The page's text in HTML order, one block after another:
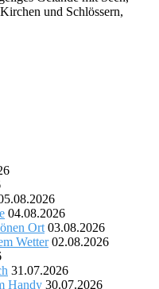
und Schlössern,
04.08.2026
Ort 03.08.2026
Wetter 02.08.2026
31.07.2026
Handy 30.07.2026